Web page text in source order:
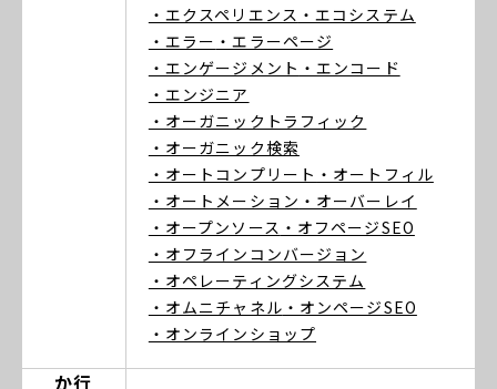
・エクスペリエンス ・エコシステム
・エラー ・エラーページ
・エンゲージメント ・エンコード
・エンジニア
・オーガニックトラフィック
・オーガニック検索
・オートコンプリート ・オートフィル
・オートメーション ・オーバーレイ
・オープンソース ・オフページSEO
・オフラインコンバージョン
・オペレーティングシステム
・オムニチャネル ・オンページSEO
・オンラインショップ
か行